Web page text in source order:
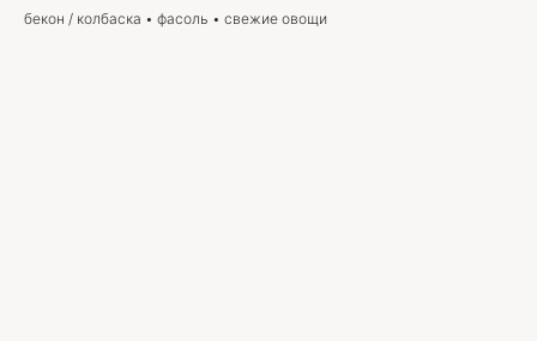
бекон / колбаска • фасоль • свежие овощи